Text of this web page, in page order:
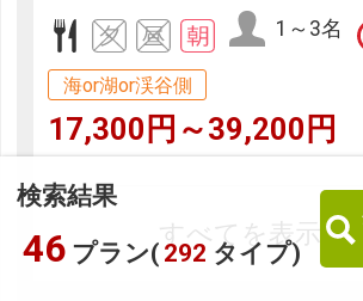
検索結果
46 プラン( 292 タイプ)
1～3名
海or湖or渓谷側
17,300円～39,200円
すべてを表示す